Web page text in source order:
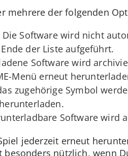
mehrere der folgenden
Software wird nicht
der Liste aufgeführt.
Software wird
Menü erneut
zugehörige Symbol
Software wird
jederzeit erneut
nützlich, wenn